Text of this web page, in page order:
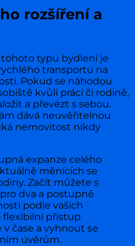
rozšíření a
typu bydlení je
transportu na
Pokud se náhodou
kvůli práci či rodině,
a převézt s sebou.
dává neuvěřitelnou
nemovitost nikdy
expanze celého
měnících se
Začít můžete s
dva a postupně
podle vašich
flexibilní přístup
čase a vyhnout se
úvěrům.